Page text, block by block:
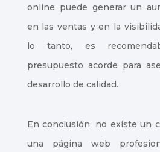
online puede generar un
en las ventas y en la
lo tanto, es
presupuesto acorde para
desarrollo de calidad.
En conclusión, no existe un
una página web